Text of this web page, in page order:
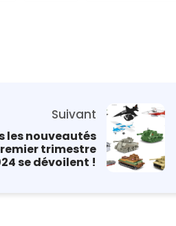
Suivant
les nouveautés
trimestre
se dévoilent !